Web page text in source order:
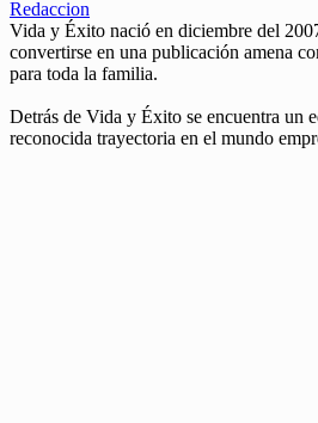
Redaccion
Vida y Éxito nació en diciembre del
convertirse en una publicación amena
para toda la familia.
Detrás de Vida y Éxito se encuentra un
reconocida trayectoria en el mundo